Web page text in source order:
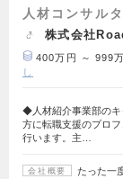
人材コンサル
株式会社
400万円 ～ 999
し
◆人材紹介事業部のキ
方に転職支援のプロ
行います。主…
会社概要
たった一